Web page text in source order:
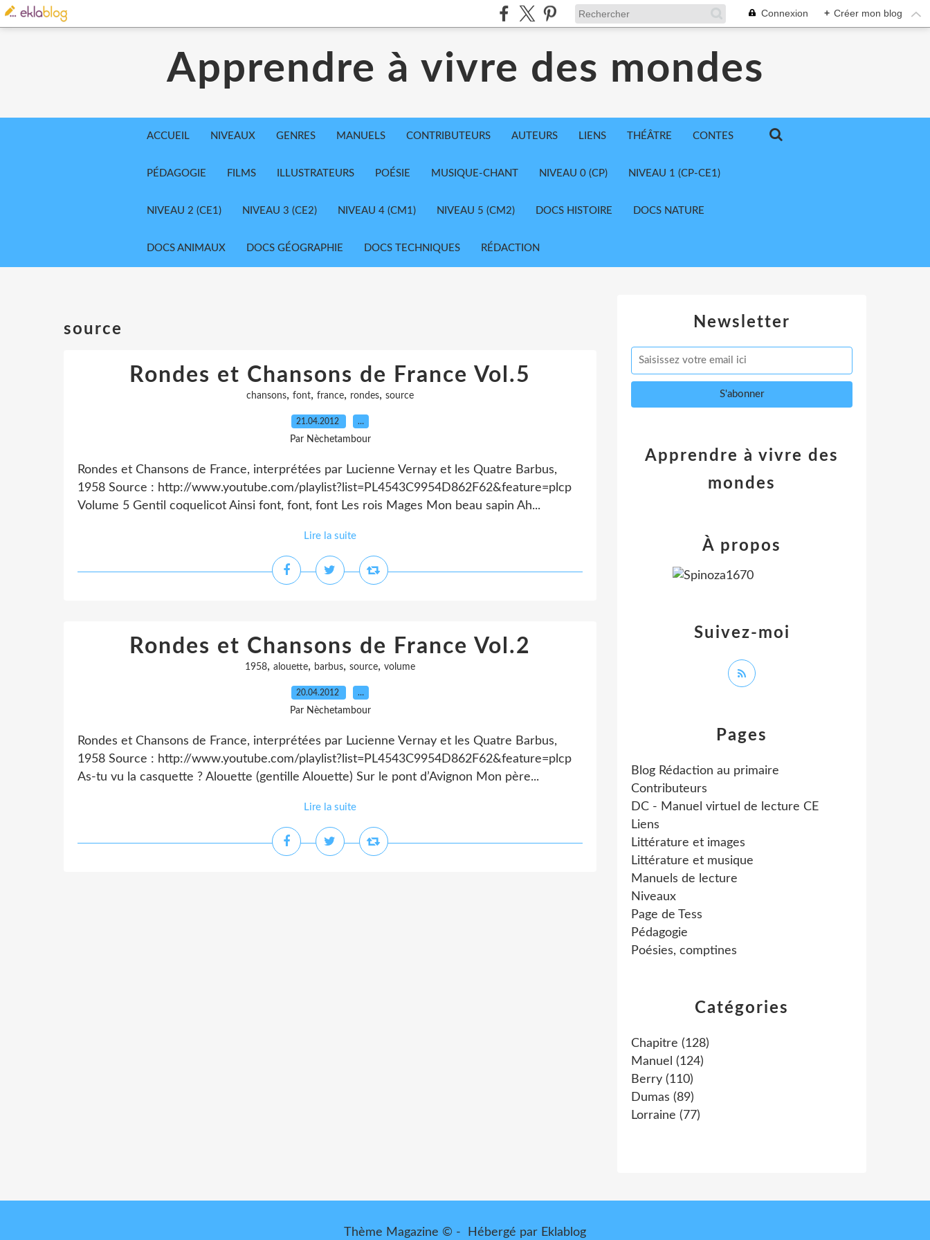
Connexion + Créer mon blog
Apprendre à vivre des mondes
ACCUEIL NIVEAUX GENRES MANUELS CONTRIBUTEURS AUTEURS LIENS THÉÂTRE CONTES
PÉDAGOGIE FILMS ILLUSTRATEURS POÉSIE MUSIQUE-CHANT NIVEAU 0 (CP) NIVEAU 1 (CP-CE1)
NIVEAU 2 (CE1) NIVEAU 3 (CE2) NIVEAU 4 (CM1) NIVEAU 5 (CM2) DOCS HISTOIRE DOCS NATURE
DOCS ANIMAUX DOCS GÉOGRAPHIE DOCS TECHNIQUES RÉDACTION
source
Rondes et Chansons de France Vol.5
chansons, font, france, rondes, source
21.04.2012 …
Par Nèchetambour
Rondes et Chansons de France, interprétées par Lucienne Vernay et les Quatre Barbus,
1958 Source : http://www.youtube.com/playlist?list=PL4543C9954D862F62&feature=plcp
Volume 5 Gentil coquelicot Ainsi font, font, font Les rois Mages Mon beau sapin Ah...
Lire la suite
Rondes et Chansons de France Vol.2
1958, alouette, barbus, source, volume
20.04.2012 …
Par Nèchetambour
Rondes et Chansons de France, interprétées par Lucienne Vernay et les Quatre Barbus,
1958 Source : http://www.youtube.com/playlist?list=PL4543C9954D862F62&feature=plcp
As-tu vu la casquette ? Alouette (gentille Alouette) Sur le pont d’Avignon Mon père...
Lire la suite
Newsletter
Catégories
Chapitre (128)
Manuel (124)
Berry (110)
Dumas (89)
Lorraine (77)
Pages
Blog Rédaction au primaire
Contributeurs
DC - Manuel virtuel de lecture CE
Liens
Littérature et images
Littérature et musique
Manuels de lecture
Niveaux
Page de Tess
Pédagogie
Poésies, comptines
Apprendre à vivre des
mondes
Suivez-moi
À propos
Thème Magazine © - Hébergé par Eklablog